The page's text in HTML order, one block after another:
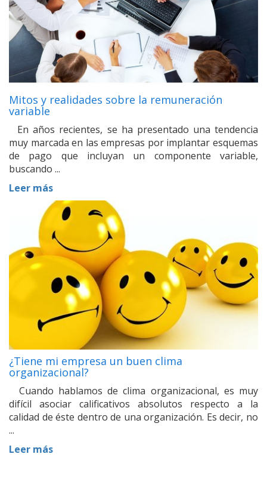
Mitos y realidades sobre la remuneración
variable
En años recientes, se ha presentado una tendencia
muy marcada en las empresas por implantar esquemas
de pago que incluyan un componente variable,
buscando ...
Leer más
¿Tiene mi empresa un buen clima
organizacional?
Cuando hablamos de clima organizacional, es muy
difícil asociar calificativos absolutos respecto a la
calidad de éste dentro de una organización. Es decir, no
...
Leer más